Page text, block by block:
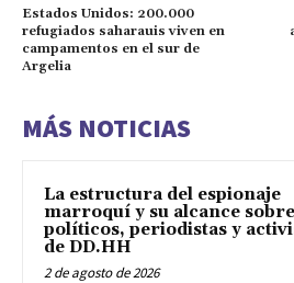
Estados Unidos: 200.000
refugiados saharauis viven en
campamentos en el sur de
Argelia
MÁS NOTICIAS
La estructura del espionaje
marroquí y su alcance sobre
políticos, periodistas y
de DD.HH
2 de agosto de 2026